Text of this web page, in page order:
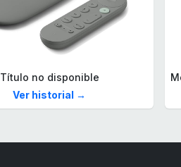
Título no disponible
Ver historial →